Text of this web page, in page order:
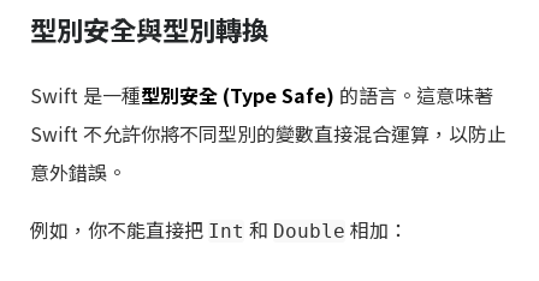
型別安全與型別轉換
Swift 是一種型別安全 (Type Safe) 的語言。這意味著
Swift 不允許你將不同型別的變數直接混合運算，以防止
意外錯誤。
例如，你不能直接把 Int 和 Double 相加：